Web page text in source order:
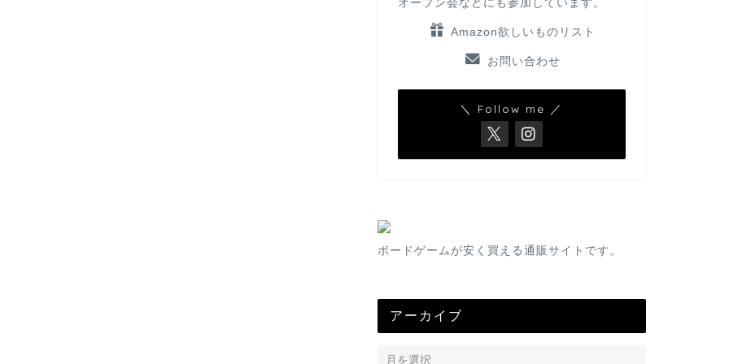
オープン会などにも参加しています。
Amazon欲しいものリスト
お問い合わせ
＼ Follow me ／
ボードゲームが安く買える通販サイトです。
アーカイブ